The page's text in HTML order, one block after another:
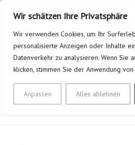
Wir schätzen Ihre Privatsphäre
Wir verwenden Cookies, um Ihr
personalisierte Anzeigen oder Inhalte
Datenverkehr zu analysieren. Wenn Sie
klicken, stimmen Sie der Anwendung von
Anpassen Alles ablehnen
Inhalt
springen
TV FLERKE/
E.V.
Mein Verein – Bei uns bewegt sich